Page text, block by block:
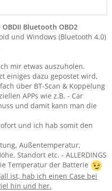
Bluetooth OBD2
und Windows (Bluetooth 4.0)
mir etwas auszuholen.
einiges dazu gepostet wird,
über BT-Scan & Koppelung
APPs wie z.B. - Car
und damit kann man die
und ich hab somit den
Außentemperatur,
Standort etc. - ALLERDINGS
Temperatur der Batterie
ist, hab ich einen Case bei
hin und her.